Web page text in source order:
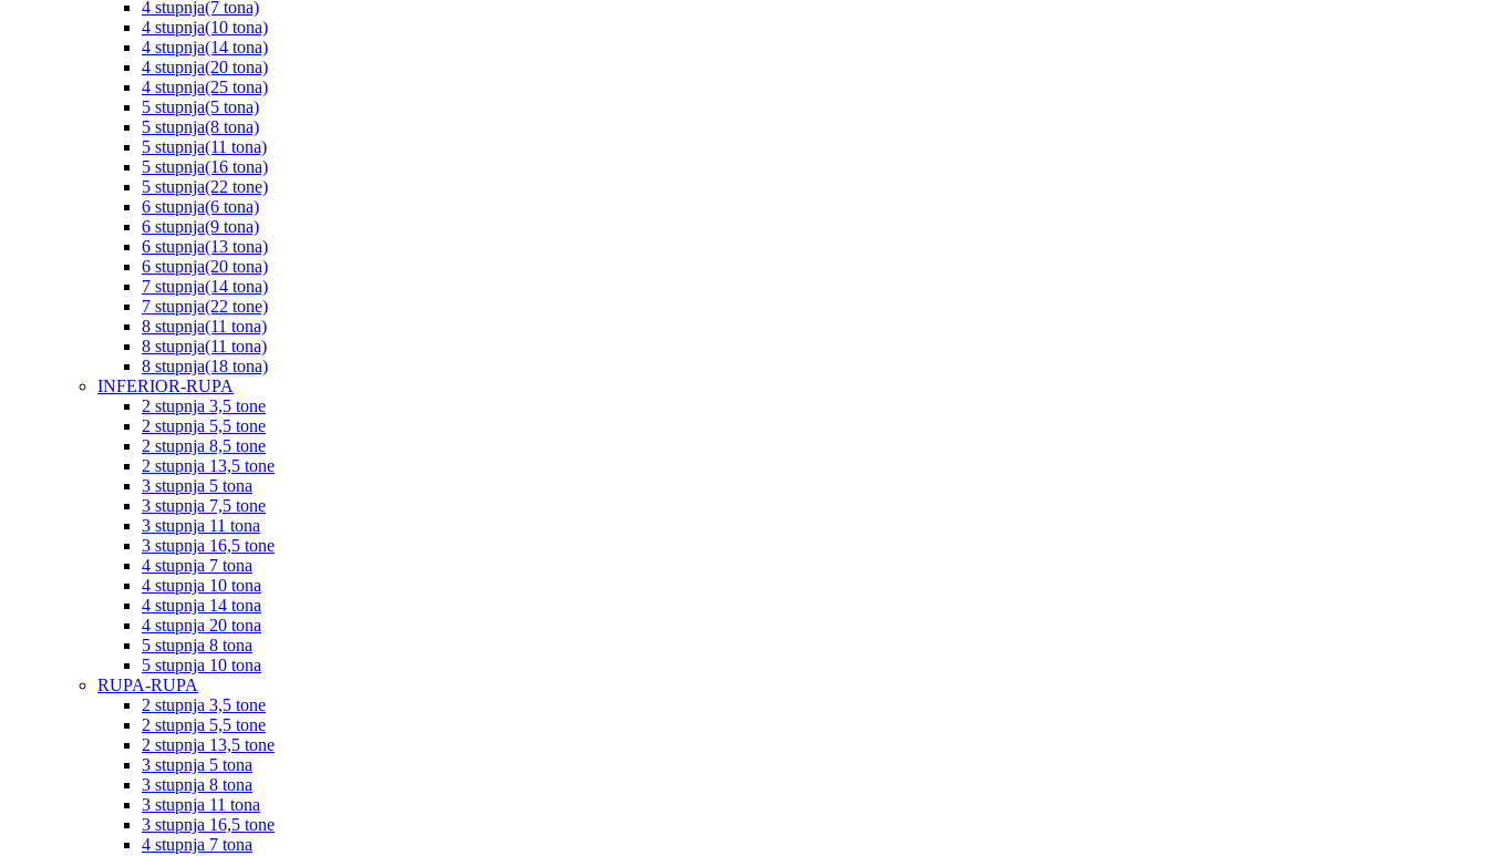
4 stupnja(7 tona)
4 stupnja(10 tona)
4 stupnja(14 tona)
4 stupnja(20 tona)
4 stupnja(25 tona)
5 stupnja(5 tona)
5 stupnja(8 tona)
5 stupnja(11 tona)
5 stupnja(16 tona)
5 stupnja(22 tone)
6 stupnja(6 tona)
6 stupnja(9 tona)
6 stupnja(13 tona)
6 stupnja(20 tona)
7 stupnja(14 tona)
7 stupnja(22 tone)
8 stupnja(11 tona)
8 stupnja(11 tona)
8 stupnja(18 tona)
INFERIOR-RUPA
2 stupnja 3,5 tone
2 stupnja 5,5 tone
2 stupnja 8,5 tone
2 stupnja 13,5 tone
3 stupnja 5 tona
3 stupnja 7,5 tone
3 stupnja 11 tona
3 stupnja 16,5 tone
4 stupnja 7 tona
4 stupnja 10 tona
4 stupnja 14 tona
4 stupnja 20 tona
5 stupnja 8 tona
5 stupnja 10 tona
RUPA-RUPA
2 stupnja 3,5 tone
2 stupnja 5,5 tone
2 stupnja 13,5 tone
3 stupnja 5 tona
3 stupnja 8 tona
3 stupnja 11 tona
3 stupnja 16,5 tone
4 stupnja 7 tona